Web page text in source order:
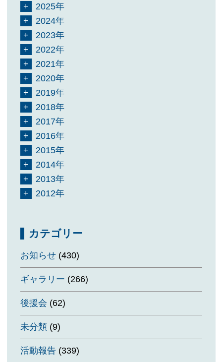
2025年
2024年
2023年
2022年
2021年
2020年
2019年
2018年
2017年
2016年
2015年
2014年
2013年
2012年
カテゴリー
お知らせ(430)
ギャラリー (266)
後援会 (62)
未分類(9)
活動報告(339)